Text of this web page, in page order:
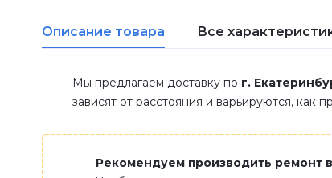
Описание товара Все
Мы предлагаем доставку по г.
зависят от расстояния и варьируются, как
Рекомендуем производить ремонт